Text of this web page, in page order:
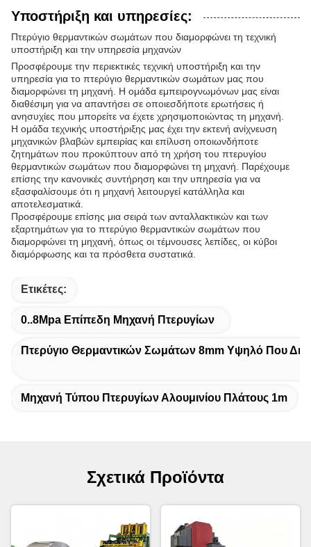
Υποστήριξη και υπηρεσίες:
Πτερύγιο θερμαντικών σωμάτων που διαμορφώνει τη τεχνική
υποστήριξη και την υπηρεσία μηχανών
Προσφέρουμε την περιεκτικές τεχνική υποστήριξη και την
υπηρεσία για το πτερύγιο θερμαντικών σωμάτων μας που
διαμορφώνει τη μηχανή. Η ομάδα εμπειρογνωμόνων μας είναι
διαθέσιμη για να απαντήσει σε οποιεσδήποτε ερωτήσεις ή
ανησυχίες που μπορείτε να έχετε χρησιμοποιώντας τη μηχανή.
Η ομάδα τεχνικής υποστήριξης μας έχει την εκτενή ανίχνευση
μηχανικών βλαβών εμπειρίας και επίλυση οποιωνδήποτε
ζητημάτων που προκύπτουν από τη χρήση του πτερυγίου
θερμαντικών σωμάτων που διαμορφώνει τη μηχανή. Παρέχουμε
επίσης την κανονικές συντήρηση και την υπηρεσία για να
εξασφαλίσουμε ότι η μηχανή λειτουργεί κατάλληλα και
αποτελεσματικά.
Προσφέρουμε επίσης μια σειρά των ανταλλακτικών και των
εξαρτημάτων για το πτερύγιο θερμαντικών σωμάτων που
διαμορφώνει τη μηχανή, όπως οι τέμνουσες λεπίδες, οι κύβοι
διαμόρφωσης και τα πρόσθετα συστατικά.
Ετικέτες:
0..8Mpa Επίπεδη Μηχανή Πτερυγίων
Πτερύγιο Θερμαντικών Σωμάτων 8mm Υψηλό Που
Μηχανή Τύπου Πτερυγίων Αλουμινίου Πλάτους 1m
Σχετικά Προϊόντα